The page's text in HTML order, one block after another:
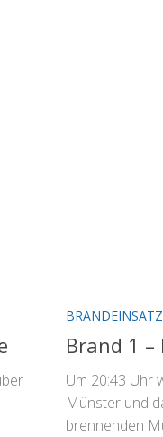
BRANDEINSATZ
Brand 1 –
Um 20:43 Uhr
Münster und
brennenden